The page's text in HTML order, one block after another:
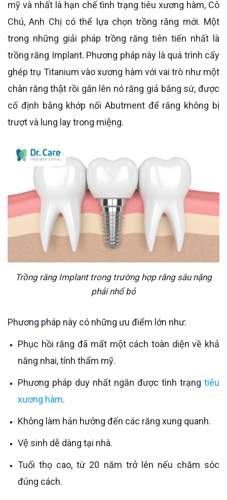
mỹ và nhất là hạn chế tình trạng tiêu xương hàm, Cô
Chú, Anh Chị có thể lựa chọn trồng răng mới. Một
trong những giải pháp trồng răng tiên tiến nhất là
trồng răng Implant. Phương pháp này là quá trình cấy
ghép trụ Titanium vào xương hàm với vai trò như một
chân răng thật rồi gắn lên nó răng giả bằng sứ, được
cố định bằng khớp nối Abutment để răng không bị
trượt và lung lay trong miệng.
Trồng răng Implant trong trường hợp răng sâu nặng
phải nhổ bỏ
Phương pháp này có những ưu điểm lớn như:
Phục hồi răng đã mất một cách toàn diện về khả
năng nhai, tính thẩm mỹ.
Phương pháp duy nhất ngăn được tình trạng tiêu
xương hàm.
Không làm hản hưởng đến các răng xung quanh.
Vệ sinh dễ dàng tại nhà.
Tuổi thọ cao, từ 20 năm trở lên nếu chăm sóc
đúng cách.